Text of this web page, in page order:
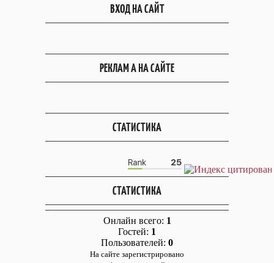
ВХОД НА САЙТ
РЕКЛАМ А НА САЙТЕ
СТАТИСТИКА
СТАТИСТИКА
Онлайн всего: 1
Гостей: 1
Пользователей: 0
На сайте зарегистрировано